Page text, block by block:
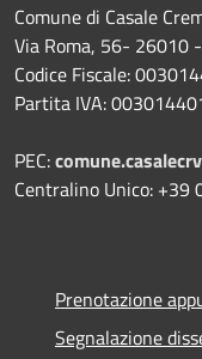
Comune di Casale
Via Roma, 56- 26010 -
Codice Fiscale:
Partita IVA:
PEC:
Centralino Unico: +39
Prenotazione
Segnalazione